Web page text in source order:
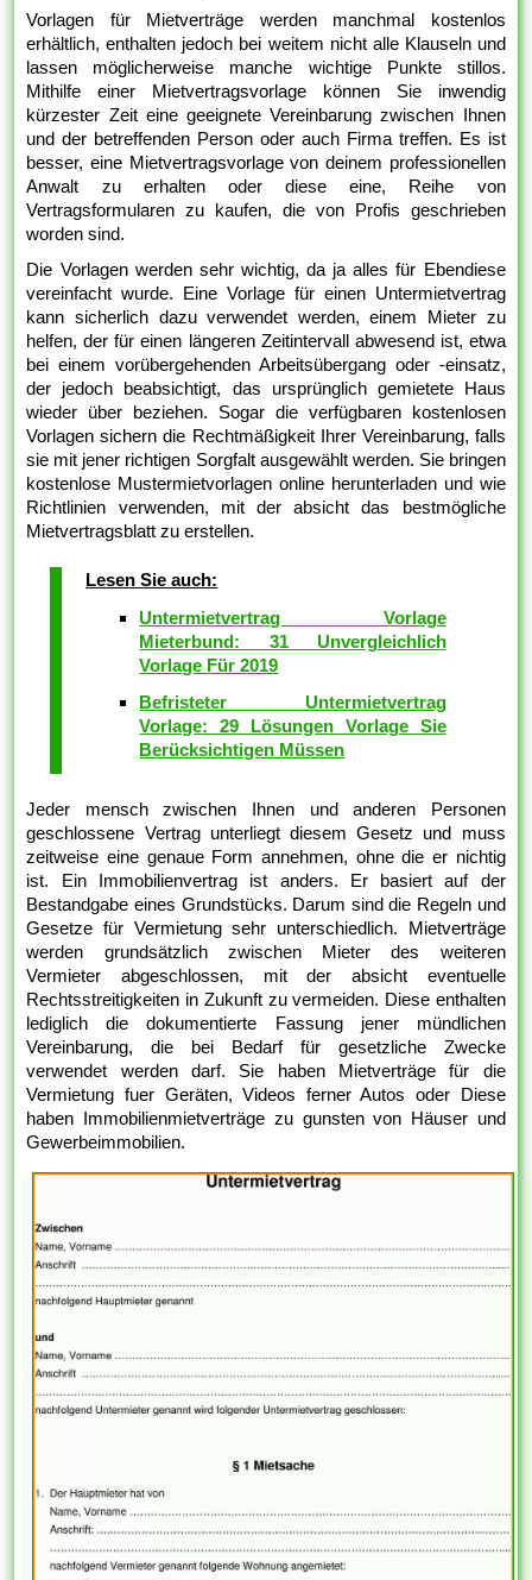
Vorlagen für Mietverträge werden manchmal kostenlos
erhältlich, enthalten jedoch bei weitem nicht alle Klauseln und
lassen möglicherweise manche wichtige Punkte stillos.
Mithilfe einer Mietvertragsvorlage können Sie inwendig
kürzester Zeit eine geeignete Vereinbarung zwischen Ihnen
und der betreffenden Person oder auch Firma treffen. Es ist
besser, eine Mietvertragsvorlage von deinem professionellen
Anwalt zu erhalten oder diese eine, Reihe von
Vertragsformularen zu kaufen, die von Profis geschrieben
worden sind.
Die Vorlagen werden sehr wichtig, da ja alles für Ebendiese
vereinfacht wurde. Eine Vorlage für einen Untermietvertrag
kann sicherlich dazu verwendet werden, einem Mieter zu
helfen, der für einen längeren Zeitintervall abwesend ist, etwa
bei einem vorübergehenden Arbeitsübergang oder -einsatz,
der jedoch beabsichtigt, das ursprünglich gemietete Haus
wieder über beziehen. Sogar die verfügbaren kostenlosen
Vorlagen sichern die Rechtmäßigkeit Ihrer Vereinbarung, falls
sie mit jener richtigen Sorgfalt ausgewählt werden. Sie bringen
kostenlose Mustermietvorlagen online herunterladen und wie
Richtlinien verwenden, mit der absicht das bestmögliche
Mietvertragsblatt zu erstellen.
Lesen Sie auch:
Untermietvertrag Vorlage
Mieterbund: 31 Unvergleichlich
Vorlage Für 2019
Befristeter Untermietvertrag
Vorlage: 29 Lösungen Vorlage Sie
Berücksichtigen Müssen
Jeder mensch zwischen Ihnen und anderen Personen
geschlossene Vertrag unterliegt diesem Gesetz und muss
zeitweise eine genaue Form annehmen, ohne die er nichtig
ist. Ein Immobilienvertrag ist anders. Er basiert auf der
Bestandgabe eines Grundstücks. Darum sind die Regeln und
Gesetze für Vermietung sehr unterschiedlich. Mietverträge
werden grundsätzlich zwischen Mieter des weiteren
Vermieter abgeschlossen, mit der absicht eventuelle
Rechtsstreitigkeiten in Zukunft zu vermeiden. Diese enthalten
lediglich die dokumentierte Fassung jener mündlichen
Vereinbarung, die bei Bedarf für gesetzliche Zwecke
verwendet werden darf. Sie haben Mietverträge für die
Vermietung fuer Geräten, Videos ferner Autos oder Diese
haben Immobilienmietverträge zu gunsten von Häuser und
Gewerbeimmobilien.